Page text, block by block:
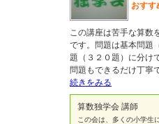
おすす
この講座は苦手な算数
です。問題は基本問題
題（３２０題）に分け
問題もできるだけ丁寧
続きをみる
算数独学会 講師
この会は、多くの小学生